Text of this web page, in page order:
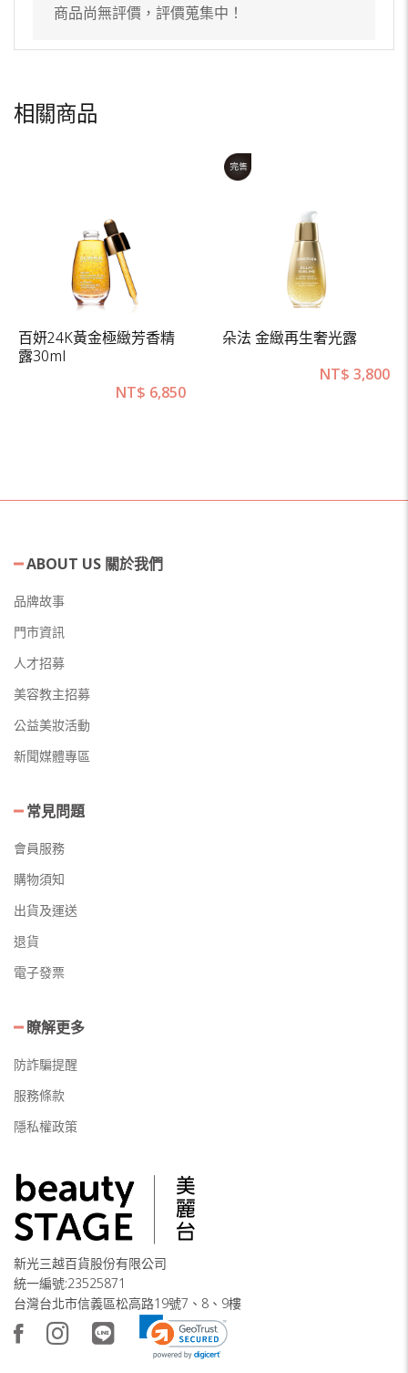
商品尚無評價，評價蒐集中！
相關商品
百妍24K黃金極緻芳香精
露30ml
NT$ 6,850
朵法 金緻再生奢光露
NT$ 3,800
ABOUT US 關於我們
品牌故事
門市資訊
人才招募
美容教主招募
公益美妝活動
新聞媒體專區
常見問題
會員服務
購物須知
出貨及運送
退貨
電子發票
瞭解更多
防詐騙提醒
服務條款
隱私權政策
新光三越百貨股份有限公司
統一編號:23525871
台灣台北市信義區松高路19號7、8、9樓